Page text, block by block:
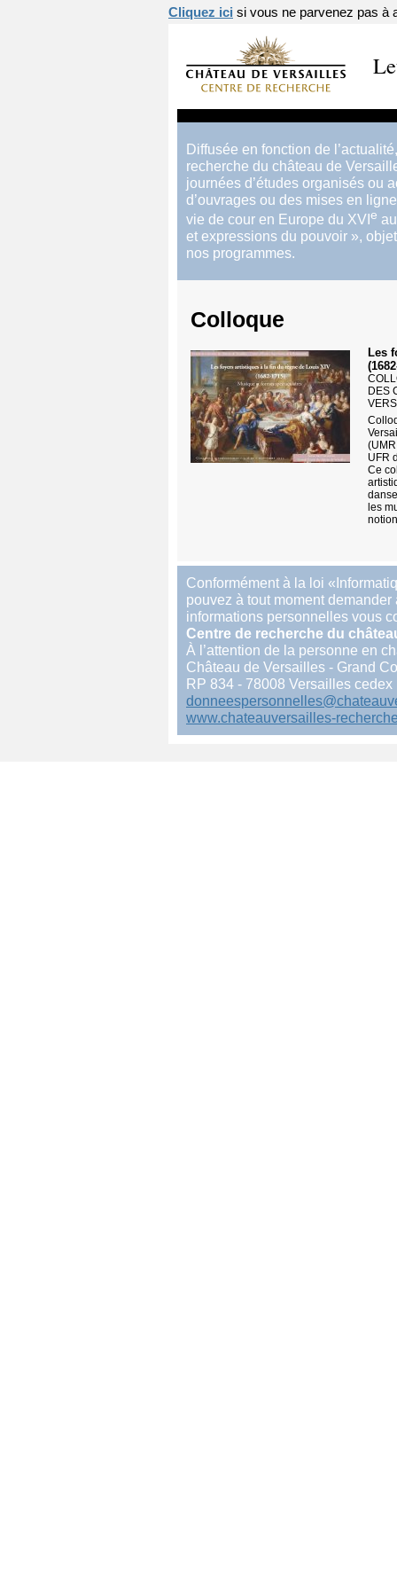
Cliquez ici si vous ne parvenez pas à
Diffusée en fonction de
recherche du château de
journées d’études organisés ou
d’ouvrages ou des mises en
vie de cour en Europe du XVI e
et expressions du pouvoir »,
nos programmes.
Colloque
Les
DES
UFR
Ce
les
Conformément à la loi
pouvez à tout moment
informations personnelles vous
Centre de recherche du
À l’attention de la personne en
Château de Versailles - Grand
RP 834 - 78008 Versailles cedex
www.chateauversailles-